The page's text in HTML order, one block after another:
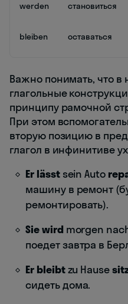
werden
становиться
bleiben
оставаться
Важно понимать, что
глагольные
принципу рамочной
При этом
вторую позицию в
глагол в инфинитиве
Er lässtsein Auto
машину в ремонт
ремонтировать).
Sie wird morgen
поедет завтра в
Er bleibtzu Hause
сидеть дома.